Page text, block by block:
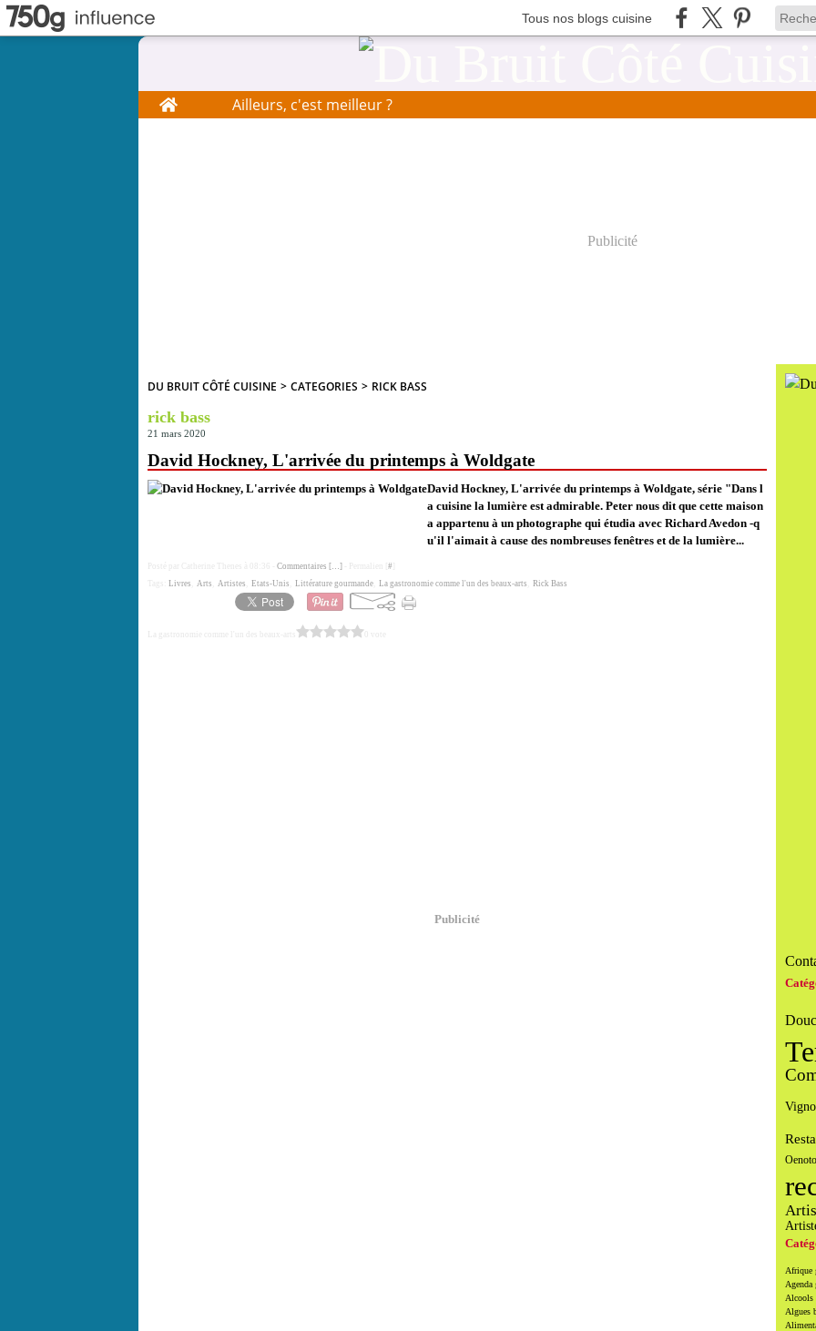
Tous nos blogs cuisine
Home Ailleurs, c'est meilleur ?
Publicité
DU BRUIT CÔTÉ CUISINE > CATEGORIES > RICK BASS
rick bass
21 mars 2020
David Hockney, L'arrivée du printemps à Woldgate
David Hockney, L'arrivée du printemps à Woldgate, série "Dans l
a cuisine la lumière est admirable. Peter nous dit que cette maison
a appartenu à un photographe qui étudia avec Richard Avedon -q
u'il l'aimait à cause des nombreuses fenêtres et de la lumière...
Posté par Catherine Thenes à 08:36 - Commentaires […] - Permalien [ #
Livres Arts Artistes Etats-Unis Littérature gourmande La gastronomie comme l'un des beaux-arts Rick Bass
La gastronomie comme l'un des beaux-arts
Publicité
Afrique
Agenda
Alcools
Algues